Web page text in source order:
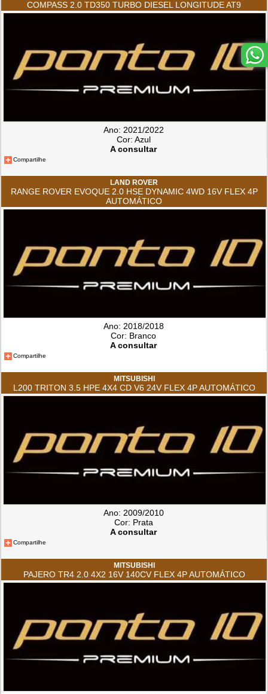
COMPASS 2.0 TD350 TURBO DIESEL LONGITUDE AT9
Ano: 2021/2022
Cor: Azul
A consultar
Compartilhe
LAND ROVER
RANGE ROVER EVOQUE 2.0 HSE DYNAMIC 4WD 16V FLEX 4P
AUTOMÁTICO
Ano: 2018/2018
Cor: Branco
A consultar
Compartilhe
MITSUBISHI
L200 TRITON 3.5 HPE 4X4 CD V6 24V FLEX 4P AUTOMÁTICO
Ano: 2009/2010
Cor: Prata
A consultar
Compartilhe
MITSUBISHI
PAJERO TR4 2.0 4X2 16V 140CV FLEX 4P AUTOMÁTICO